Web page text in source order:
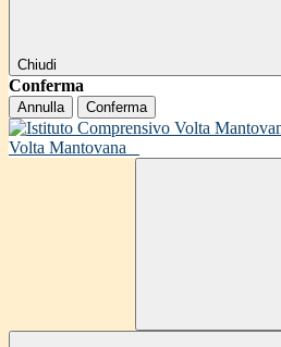
Chiudi
Conferma
Annulla Conferma
Volta Mantovana